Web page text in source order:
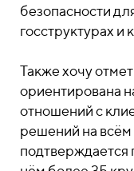
безопасности
госструктурах
Также хочу
ориентирована
отношений с
решений на
подтверждается